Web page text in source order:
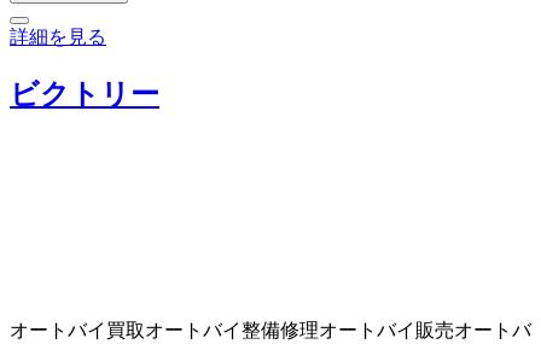
詳細を見る
ビクトリー
オートバイ買取オートバイ整備修理オートバイ販売オートバ